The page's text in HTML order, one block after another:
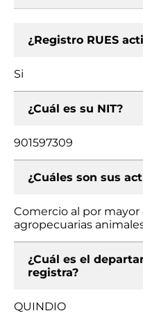
¿Registro RUES
Si
¿Cuál es su NIT?
901597309
¿Cuáles son sus
Comercio al por
agropecuarias
¿Cuál es el
registra?
QUINDIO